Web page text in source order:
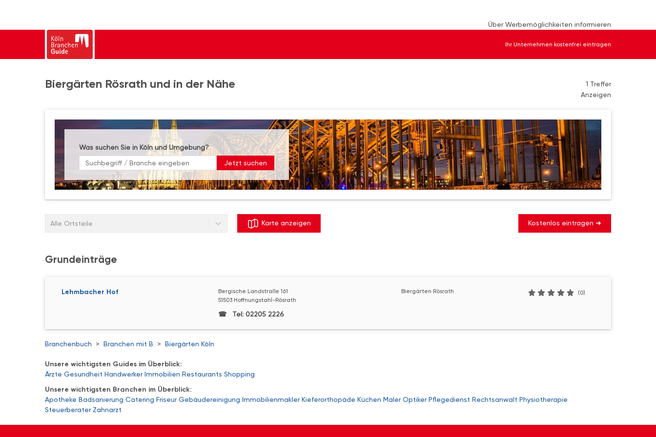
Über Werbemöglichkeiten informieren
Ihr Unternehmen kostenfrei eintragen
Biergärten Rösrath und in der Nähe
1 Treffer
Anzeigen
Was suchen Sie in Köln und Umgebung?
Jetzt suchen
Alle Ortsteile Karte anzeigen Kostenlos eintragen ➜
Grundeinträge
Lehmbacher Hof
Bergische Landstraße 161
51503 Hoffnungstahl-Rösrath
Tel: 02205 2226
Biergärten Rösrath (0)
Branchenbuch > Branchen mit B > Biergärten Köln
Unsere wichtigsten Guides im Überblick:
Ärzte Gesundheit Handwerker Immobilien Restaurants Shopping
Unsere wichtigsten Branchen im Überblick:
Apotheke Badsanierung Catering Friseur Gebäudereinigung Immobilienmakler Kieferorthopäde Küchen Maler Optiker Pflegedienst Rechtsanwalt Physiotherapie
Steuerberater Zahnarzt